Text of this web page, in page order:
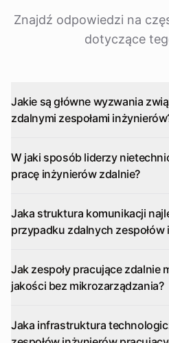
Znajdź odpowiedzi na
dotyczące
Jakie są główne wyzwania
zdalnymi zespołami
W jaki sposób liderzy
pracę inżynierów zdalnie?
Jaka struktura komunikacji
przypadku zdalnych zespołów
Jak zespoły pracujące zdalnie
jakości bez mikrozarządzania?
Jaka infrastruktura